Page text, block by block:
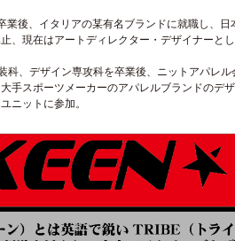
業後、イタリアの某有名ブランドに就職し、
、現在はアートディレクター・デザイナーと
科、デザイン専攻科を卒業後、ニットアパレ
手スポーツメーカーのアパレルブランドのデ
ニットに参加。